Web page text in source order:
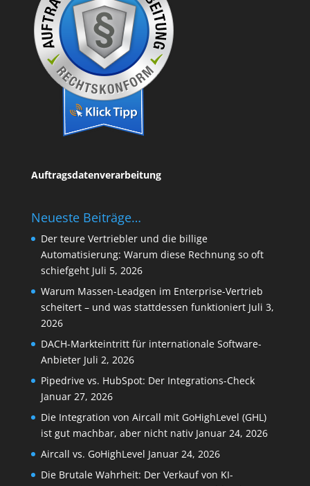
Auftragsdatenverarbeitung
Neueste Beiträge…
Der teure Vertriebler und die billige
Automatisierung: Warum diese Rechnung so oft
schiefgeht Juli 5, 2026
Warum Massen-Leadgen im Enterprise-Vertrieb
scheitert – und was stattdessen funktioniert Juli 3,
2026
DACH-Markteintritt für internationale Software-
Anbieter Juli 2, 2026
Pipedrive vs. HubSpot: Der Integrations-Check
Januar 27, 2026
Die Integration von Aircall mit GoHighLevel (GHL)
ist gut machbar, aber nicht nativ Januar 24, 2026
Aircall vs. GoHighLevel Januar 24, 2026
Die Brutale Wahrheit: Der Verkauf von KI-